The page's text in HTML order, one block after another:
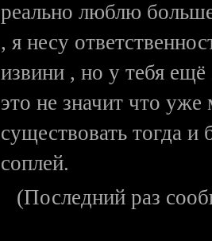
реально люблю
, я несу
извини , но у тебя
это не значит что
существовать тогда и
соплей.
(Последний раз